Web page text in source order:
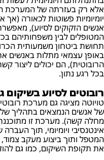
אלא רק בעזרתה של המערכת
יומיומיות פשוטות לכאורה
אנשים הזקוקים לסיוע),
המטופלים לבין משפחותיהם
תחושת ביטחון משמעותית
באופן עצמאי מתלות באנשים
הרובוטית), הם יכולים ליצור
בכל רגע נתון.
רובוטים לסיוע בשיקום
טויוטה מציגה גם מערכת
של אנשים הנמצאים בתהליך
מחלה קשה). מערכת זו
אינטנסיבי ויומיומי, תוך
המטפל ותוך ביצוע מעקב
את תקופת השיקום, כמו גם